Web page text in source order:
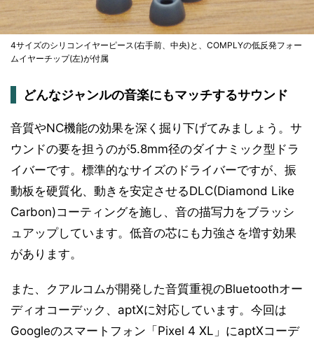
4サイズのシリコンイヤーピース(右手前、中央)と、COMPLYの低反発フォー
ムイヤーチップ(左)が付属
どんなジャンルの音楽にもマッチするサウンド
音質やNC機能の効果を深く掘り下げてみましょう。サ
ウンドの要を担うのが5.8mm径のダイナミック型ドラ
イバーです。標準的なサイズのドライバーですが、振
動板を硬質化、動きを安定させるDLC(Diamond Like
Carbon)コーティングを施し、音の描写力をブラッシ
ュアップしています。低音の芯にも力強さを増す効果
があります。
また、クアルコムが開発した音質重視のBluetoothオー
ディオコーデック、aptXに対応しています。今回は
Googleのスマートフォン「Pixel 4 XL」にaptXコーデ